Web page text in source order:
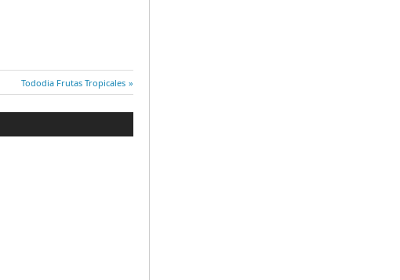
Entrada
siguiente:
Tododia Frutas Tropicales